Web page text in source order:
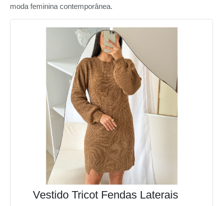
moda feminina contemporânea.
Vestido Tricot Fendas Laterais